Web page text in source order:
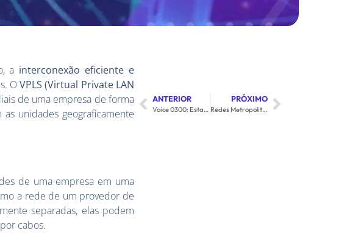
a interconexão eficiente e
OVPLS (Virtual Private LAN
de uma empresa de forma
unidades geograficamente
de uma empresa em uma
a rede de um provedor de
separadas, elas podem
cabos.
ANTERIOR
Voice 0300: Estabelecendo uma Comunicação Eficaz e Econômica com Clientes
PRÓXIMO
Redes Metropolitanas de Alta Capacidade: O Poder do VPLS